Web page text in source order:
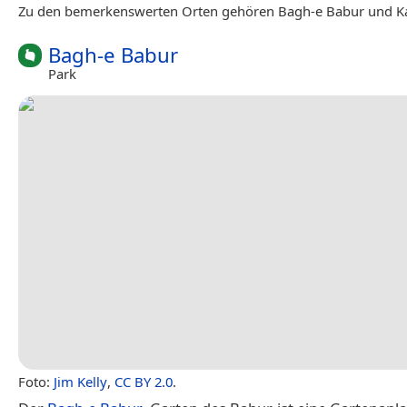
Zu den bemerkenswerten Orten gehören Bagh-e Babur und
Bagh-e Babur
Park
Foto: Jim Kelly, CC BY 2.0.